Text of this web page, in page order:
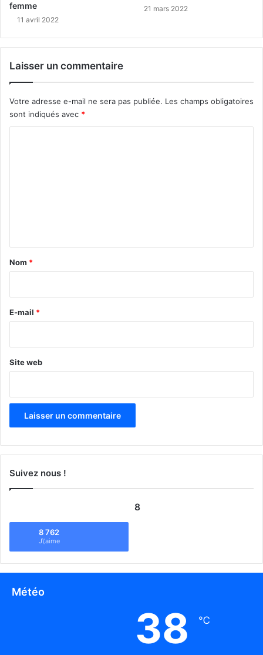
femme
11 avril 2022
21 mars 2022
Laisser un commentaire
Votre adresse e-mail ne sera pas publiée. Les champs obligatoires
sont indiqués avec *
a
e
Nom *
E-mail *
Site web
Suivez nous !
8
8 762
J\'aime
Météo
38 ℃